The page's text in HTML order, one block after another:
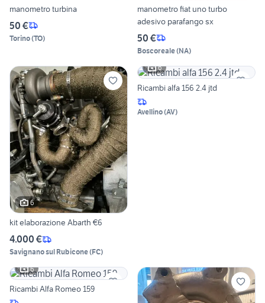
manometro turbina
50 €
Torino(TO)
manometro fiat uno turbo
adesivo parafango sx
50 €
Boscoreale(NA)
6
kit elaborazione Abarth €6
4.000 €
Savignano sul Rubicone(FC)
6
Ricambi alfa 156 2.4 jtd
Avellino(AV)
6
Ricambi Alfa Romeo 159